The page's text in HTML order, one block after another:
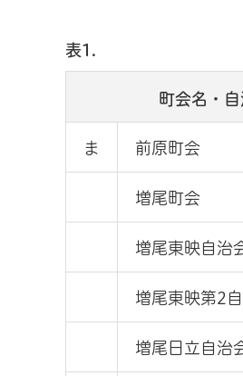
表1.
町会名・
ま 前原町会
増尾町会
増尾東映自治
増尾東映第2
増尾日立自治